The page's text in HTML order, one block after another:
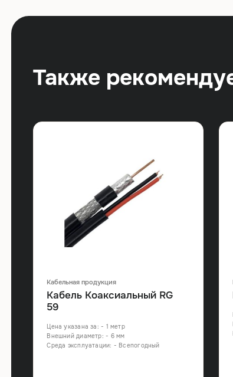
Также
Кабельная продукция
Кабель Коаксиальный RG
59
Цена указана за: - 1 метр
Внешний диаметр: - 6 мм
Среда эксплуатации: - Всепогодный